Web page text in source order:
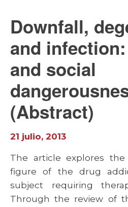
Downfall,
and
and social
(Abstract)
21 julio, 2013
The article explores
figure of the drug
subject requiring
Through the review of